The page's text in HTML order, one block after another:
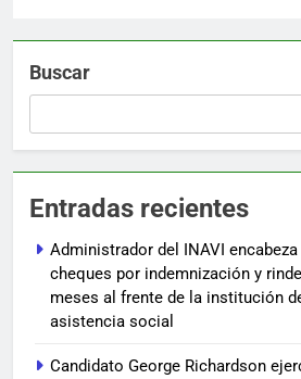
Buscar
Entradas recientes
Administrador del INAVI
cheques por indemnización y
meses al frente de la institución
asistencia social
Candidato George Richardson